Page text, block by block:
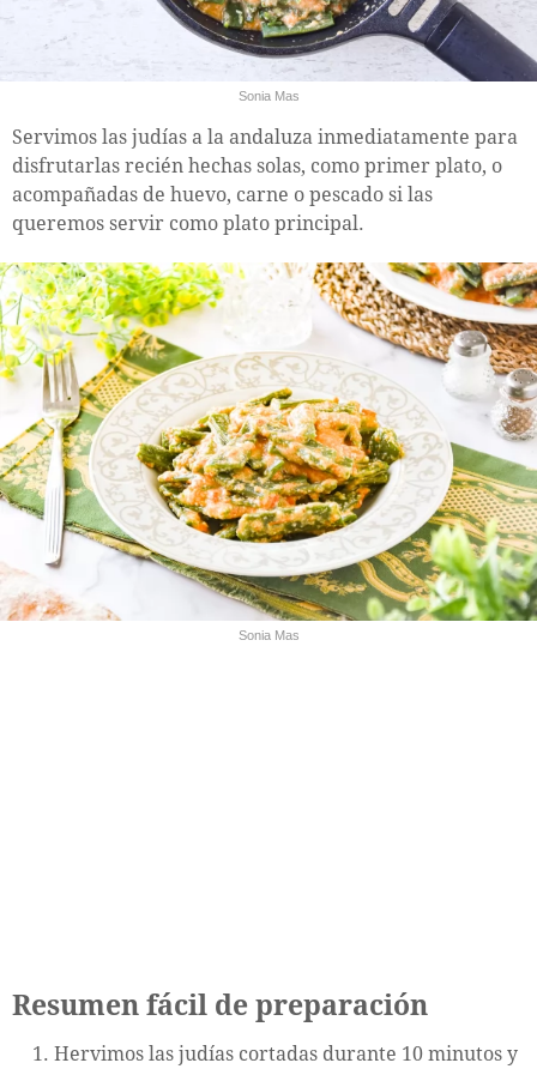
Sonia Mas
Servimos las judías a la andaluza inmediatamente para
disfrutarlas recién hechas solas, como primer plato, o
acompañadas de huevo, carne o pescado si las
queremos servir como plato principal.
Sonia Mas
Resumen fácil de preparación
Hervimos las judías cortadas durante 10 minutos y